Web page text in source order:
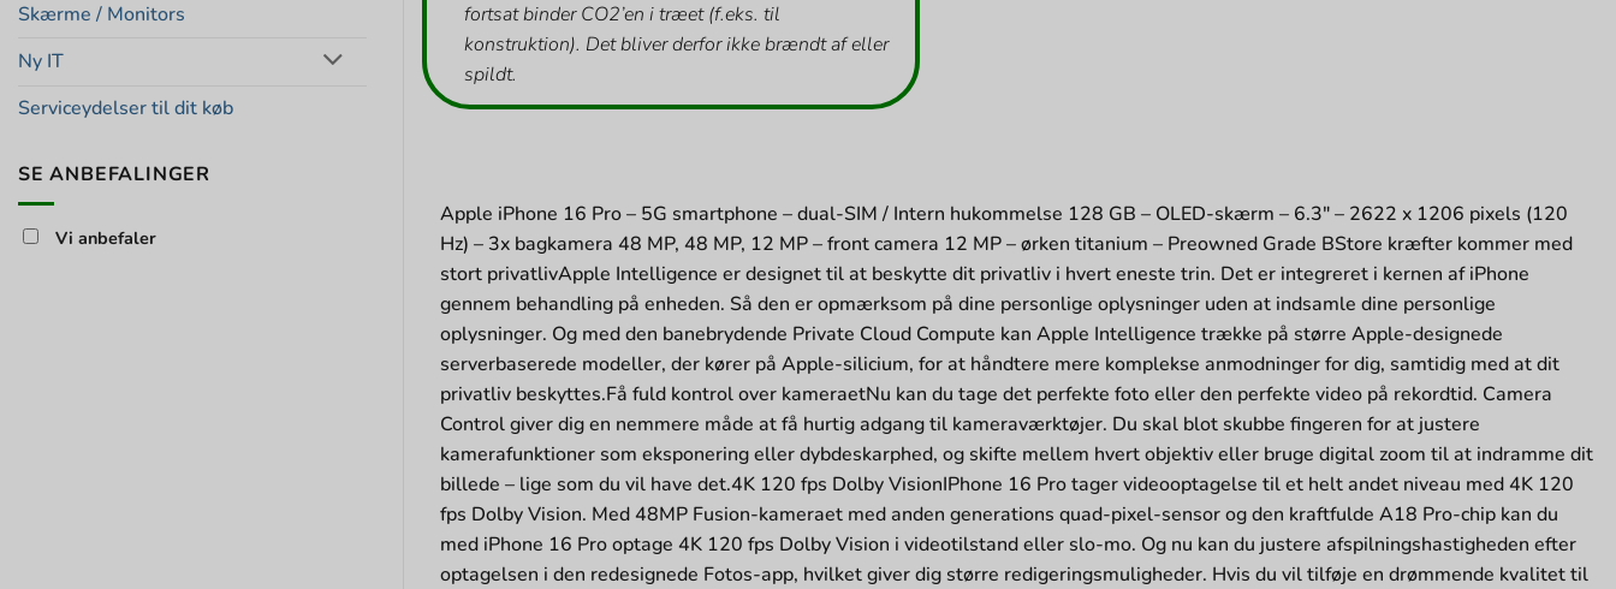
Skærme / Monitors
Ny IT
Serviceydelser til dit køb
SE ANBEFALINGER
Vi anbefaler
fortsat binder CO2’en i træet (f.eks. til
konstruktion). Det bliver derfor ikke brændt af eller
spildt.
Apple iPhone 16 Pro – 5G smartphone – dual-SIM / Intern hukommelse 128 GB – OLED-skærm – 6.3″ – 2622 x 1206 pixels (120
Hz) – 3x bagkamera 48 MP, 48 MP, 12 MP – front camera 12 MP – ørken titanium – Preowned Grade BStore kræfter kommer med
stort privatlivApple Intelligence er designet til at beskytte dit privatliv i hvert eneste trin. Det er integreret i kernen af iPhone
gennem behandling på enheden. Så den er opmærksom på dine personlige oplysninger uden at indsamle dine personlige
oplysninger. Og med den banebrydende Private Cloud Compute kan Apple Intelligence trække på større Apple-designede
serverbaserede modeller, der kører på Apple-silicium, for at håndtere mere komplekse anmodninger for dig, samtidig med at dit
privatliv beskyttes.Få fuld kontrol over kameraetNu kan du tage det perfekte foto eller den perfekte video på rekordtid. Camera
Control giver dig en nemmere måde at få hurtig adgang til kameraværktøjer. Du skal blot skubbe fingeren for at justere
kamerafunktioner som eksponering eller dybdeskarphed, og skifte mellem hvert objektiv eller bruge digital zoom til at indramme dit
billede – lige som du vil have det.4K 120 fps Dolby VisionIPhone 16 Pro tager videooptagelse til et helt andet niveau med 4K 120
fps Dolby Vision. Med 48MP Fusion-kameraet med anden generations quad-pixel-sensor og den kraftfulde A18 Pro-chip kan du
med iPhone 16 Pro optage 4K 120 fps Dolby Vision i videotilstand eller slo-mo. Og nu kan du justere afspilningshastigheden efter
optagelsen i den redesignede Fotos-app, hvilket giver dig større redigeringsmuligheder. Hvis du vil tilføje en drømmende kvalitet til